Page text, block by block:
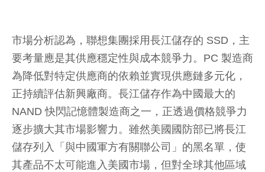
市場分析認為，聯想集團採用長江儲存的 SSD，主
要考量應是其供應穩定性與成本競爭力。PC 製造商
為降低對特定供應商的依賴並實現供應鏈多元化，
正持續評估新興廠商。長江儲存作為中國最大的
NAND 快閃記憶體製造商之一，正透過價格競爭力
逐步擴大其市場影響力。雖然美國國防部已將長江
儲存列入「與中國軍方有關聯公司」的黑名單，使
其產品不太可能進入美國市場，但對全球其他區域